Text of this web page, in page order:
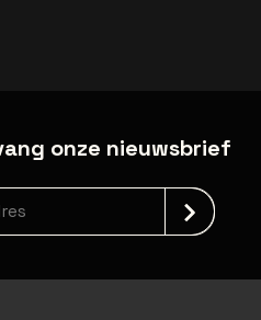
onze nieuwsbrief